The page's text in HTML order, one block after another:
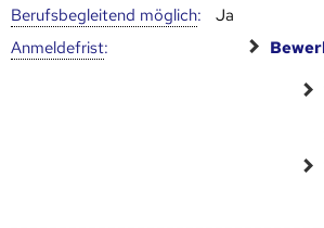
Berufs­begleitend möglich:
Ja
Anmelde­frist: